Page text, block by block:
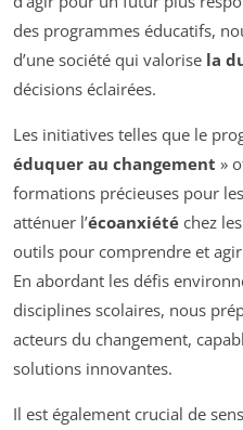
des programmes éducatifs,
d’une société qui valorise la
décisions éclairées.
Les initiatives telles que le
éduquer au changement »
formations précieuses pour
atténuer l’écoanxiété chez
outils pour comprendre et
En abordant les défis
disciplines scolaires, nous
acteurs du changement,
solutions innovantes.
Il est également crucial de